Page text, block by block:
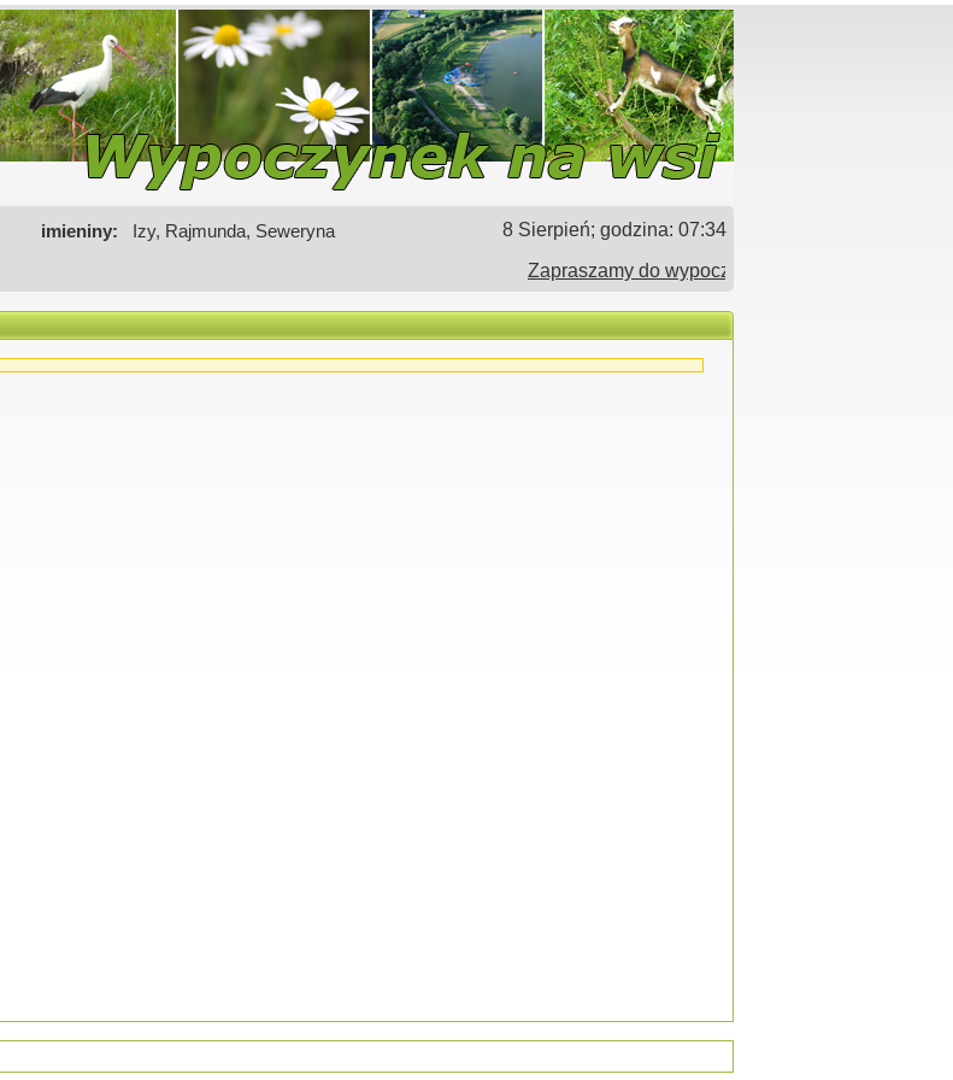
imieniny: Izy, Rajmunda, Seweryna 8 Sierpień; godzina: 07:34
Zapraszamy do wypoczynku w gospodarstwach